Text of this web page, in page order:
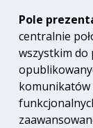
Pole
centralnie
wszystkim do
komunikatów